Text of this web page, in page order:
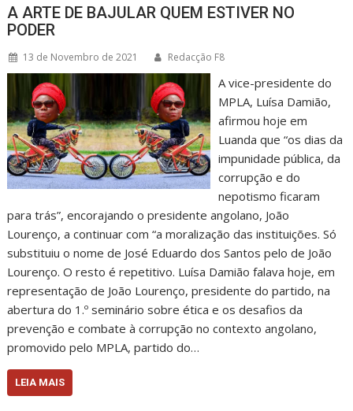
A ARTE DE BAJULAR QUEM ESTIVER NO
PODER
13 de Novembro de 2021 Redacção F8
A vice-presidente do
MPLA, Luísa Damião,
afirmou hoje em
Luanda que “os dias da
impunidade pública, da
corrupção e do
nepotismo ficaram
para trás”, encorajando o presidente angolano, João
Lourenço, a continuar com “a moralização das instituições. Só
substituiu o nome de José Eduardo dos Santos pelo de João
Lourenço. O resto é repetitivo. Luísa Damião falava hoje, em
representação de João Lourenço, presidente do partido, na
abertura do 1.º seminário sobre ética e os desafios da
prevenção e combate à corrupção no contexto angolano,
promovido pelo MPLA, partido do…
LEIA MAIS